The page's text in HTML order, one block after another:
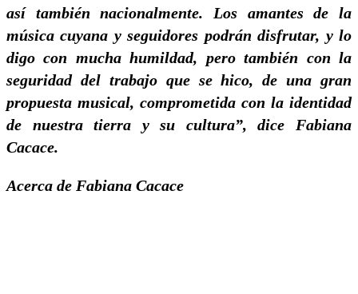
así también nacionalmente. Los amantes de la
música cuyana y seguidores podrán disfrutar, y lo
digo con mucha humildad, pero también con la
seguridad del trabajo que se hico, de una gran
propuesta musical, comprometida con la identidad
de nuestra tierra y su cultura”, dice Fabiana
Cacace.
Acerca de Fabiana Cacace